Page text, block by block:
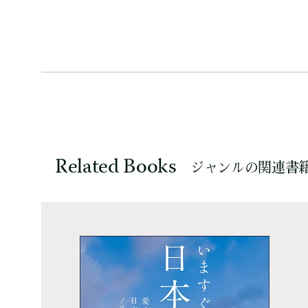
Related Books ジャンルの関連書